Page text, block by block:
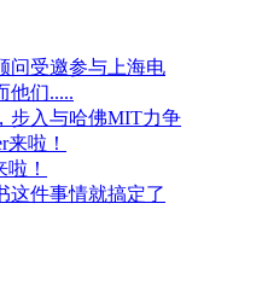
问受邀参与上海电
他们.....
步入与哈佛MIT力争
啦！
！
这件事情就搞定了